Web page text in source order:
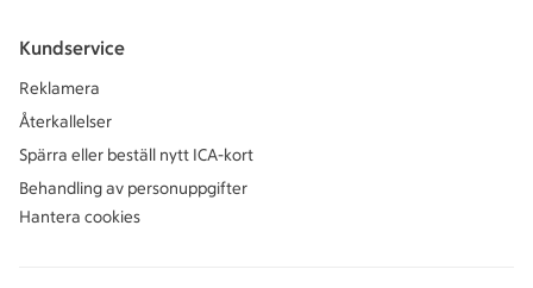
Kundservice
Reklamera
Återkallelser
Spärra eller beställ nytt ICA-kort
Behandling av personuppgifter
Hantera cookies